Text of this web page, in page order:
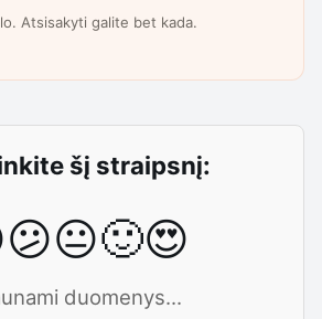
Atsisakyti galite bet kada.
šį straipsnį:
😕😐🙂😍
duomenys...